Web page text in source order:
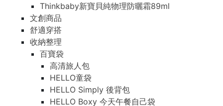
Thinkbaby新寶貝純物理防曬霜89ml
文創商品
舒適穿搭
收納整理
百寶袋
高清旅人包
HELLO童袋
HELLO Simply 後背包
HELLO Boxy 今天午餐自己袋